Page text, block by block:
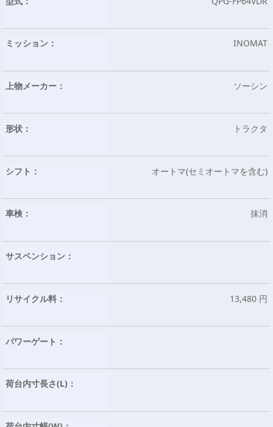
ミッション： INOMAT
上物メーカー： ソーシン
形状： トラクタ
シフト： オートマ(セミオートマを含む)
車検： 抹消
サスペンション：
リサイクル料： 13,480 円
パワーゲート：
荷台内寸長さ(L)：